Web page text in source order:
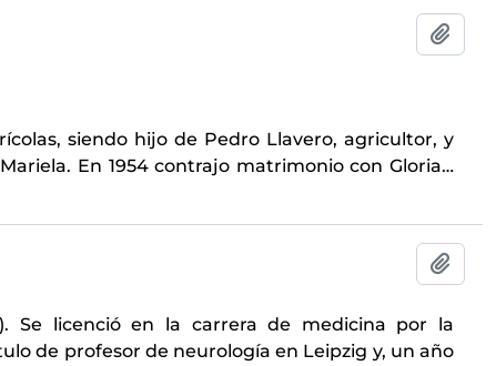
siendo hijo de Pedro Llavero, agricultor, y
En 1954 contrajo matrimonio con Gloria…
Se licenció en la carrera de medicina por la
de profesor de neurología en Leipzig y, un año